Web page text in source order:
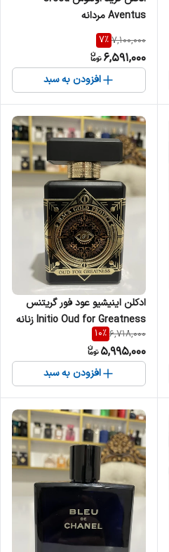
Aventus مردانه
7,100,000
7%
6,591,000
افزودن به سبد
‎ادکلن اینیشیو عود فور گریتنس
Initio Oud for Greatness زنانه
مردانه
6,718,000
10%
5,995,000
افزودن به سبد